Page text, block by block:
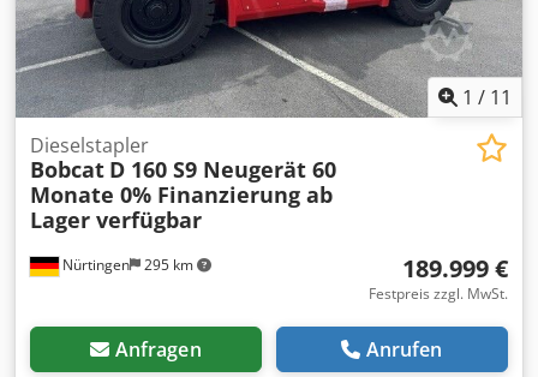
1 / 11
Nürtingen 295 km
Dieselstapler
Bobcat D 160 S9 Neugerät 60
Monate 0% Finanzierung ab
Lager verfügbar
189.999 €
Festpreis zzgl. MwSt.
Anfragen Anrufen